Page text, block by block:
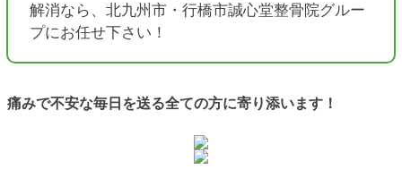
解消なら、北九州市・行橋市誠心堂整骨院グルー
プにお任せ下さい！
痛みで不安な毎日を送る全ての方に寄り添います！